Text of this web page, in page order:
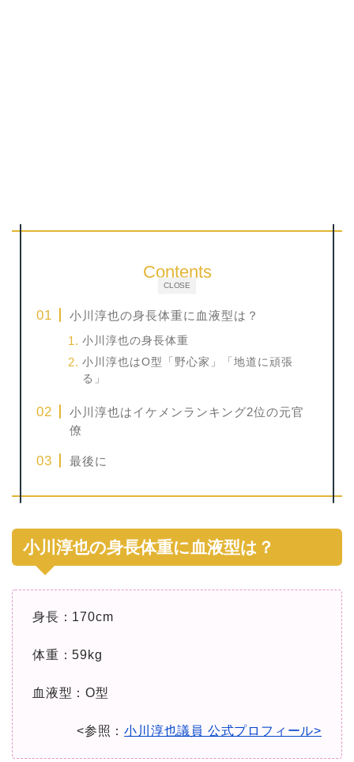
CLOSE
Contents
小川淳也の身長体重に血液型は？
小川淳也の身長体重
小川淳也はO型「野心家」「地道に頑張
る」
小川淳也はイケメンランキング2位の元官
僚
最後に
小川淳也の身長体重に血液型は？
身長：170cm
体重：59kg
血液型：O型
<参照：小川淳也議員 公式プロフィール>